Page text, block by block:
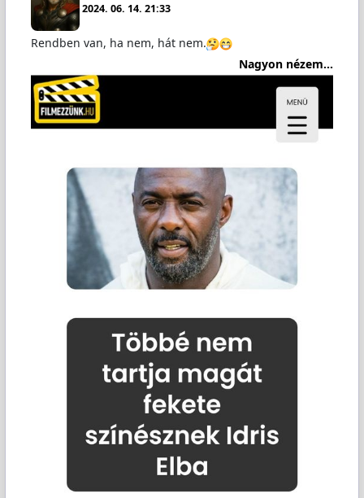
2024. 06. 14. 21:33
Rendben van, ha nem, hát nem.
Nagyon nézem...